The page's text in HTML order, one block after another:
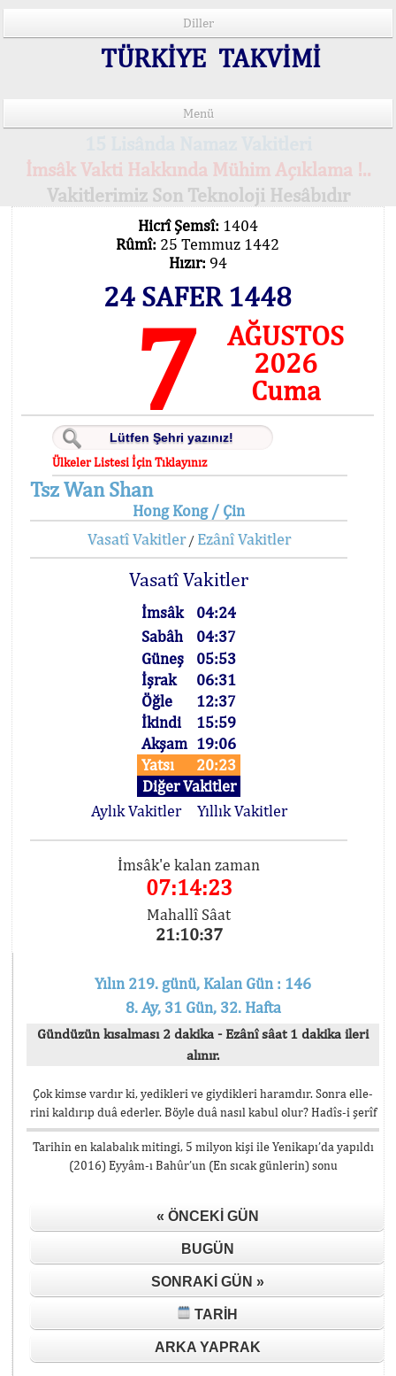
Diller
TÜRKİYE TAKVİMİ
Menü
İmsâk Vakti Hakkında Mühim Açıklama !..
Vakitlerimiz Son Teknoloji Hesâbıdır
Hicrî Şemsî: 1404
Rûmî: 25 Temmuz 1442
Hızır: 94
24 SAFER 1448
7
AĞUSTOS
2026
Cuma
Ülkeler Listesi İçin Tıklayınız
Tsz Wan Shan
Hong Kong / Çin
Vasatî Vakitler/ Ezânî Vakitler
Vasatî Vakitler
İmsâk
04:24
Sabâh
04:37
Güneş
05:53
İşrak
06:31
Öğle
12:37
İkindi
15:59
Akşam 19:06
Yatsı
20:23
Diğer Vakitler
Aylık Vakitler
Yıllık Vakitler
İmsâk'e kalan zaman
07:14:23
Mahallî Sâat
21:10:37
Yılın 219. günü, Kalan Gün : 146
8. Ay, 31 Gün, 32. Hafta
Gündüzün kısalması 2 dakika - Ezânî sâat 1 dakika ileri
alınır.
Çok kimse vardır ki, yedikleri ve giydikleri haramdır. Sonra elle-
rini kaldırıp duâ ederler. Böyle duâ nasıl kabul olur? Hadîs-i şerîf
Tarihin en kalabalık mitingi, 5 milyon kişi ile Yenikapı’da yapıldı
(2016) Eyyâm-ı Bahûr’un (En sıcak günlerin) sonu
« ÖNCEKI GÜN
BUGÜN
SONRAKI GÜN »
TARIH
ARKA YAPRAK